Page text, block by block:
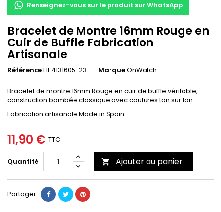
Renseignez-vous sur le produit sur WhatsApp
Bracelet de Montre 16mm Rouge en
Cuir de Buffle Fabrication
Artisanale
RéférenceHE4131605-23 MarqueOnWatch
Bracelet de montre 16mm Rouge en cuir de buffle véritable,
construction bombée classique avec coutures ton sur ton.
Fabrication artisanale Made in Spain.
11,90 € TTC
Quantité  Ajouter au panier
Partager